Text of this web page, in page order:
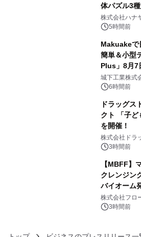
体パズル3
ギミックが
ルが8月7日(
株式会社ハナ
5時間前
Makuakeで
簡単＆小型
Plus」8月7
ーブル1本
ぐっと豊かに
城下工業株式
6時間前
ドラッグ
クト 「子ど
を開催！
株式会社ドラ
3時間前
【MBFF】
クレンジン
バイオーム
クレンジン
発売
株式会社フロ
3時間前